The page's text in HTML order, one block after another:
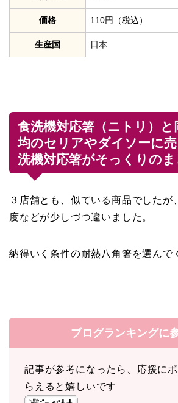
価格 110円（税込）
生産国 日本
食洗機対応箸（ニトリ）と
均のセリアやダイソーに
洗機対応箸がそっくりの
３店舗とも、似ている商品でしたが
度などが少しづつ違いました。
納得いく条件の耐熱八角箸を選んで
ブログランキングに
記事が参考になったら、応援に
らえると嬉しいです